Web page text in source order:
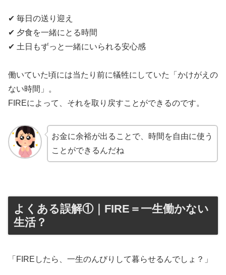
✔ 毎日の送り迎え
✔ 夕食を一緒にとる時間
✔ 土日もずっと一緒にいられる安心感
働いていた頃には当たり前に犠牲にしていた「かけがえの
ない時間」。
FIREによって、それを取り戻すことができるのです。
お金に余裕が出ることで、時間を自由に使う
ことができるんだね
よくある誤解①｜FIRE＝一生働かない
生活？
「FIREしたら、一生のんびりして暮らせるんでしょ？」